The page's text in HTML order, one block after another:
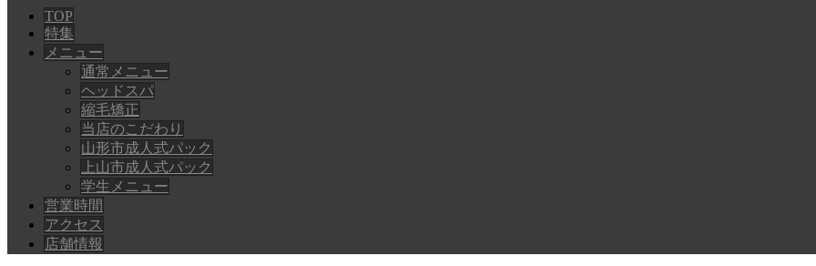
TOP
特集
メニュー
通常メニュー
ヘッドスパ
縮毛矯正
当店のこだわり
山形市成人式パック
上山市成人式パック
学生メニュー
営業時間
アクセス
店舗情報